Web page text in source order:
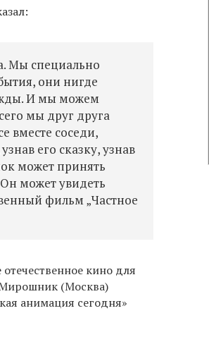
Мы специально
они нигде
И мы можем
мы друг друга
вместе соседи,
его сказку, узнав
может принять
может увидеть
фильм „Частное
кино для
(Москва)
анимация сегодня»